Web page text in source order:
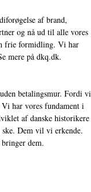
af brand,
og nå ud til alle vores
frie formidling. Vi har
mere på dkq.dk.
betalingsmur. Fordi vi
har vores fundament i
af danske historikere
Dem vil vi erkende.
dem.